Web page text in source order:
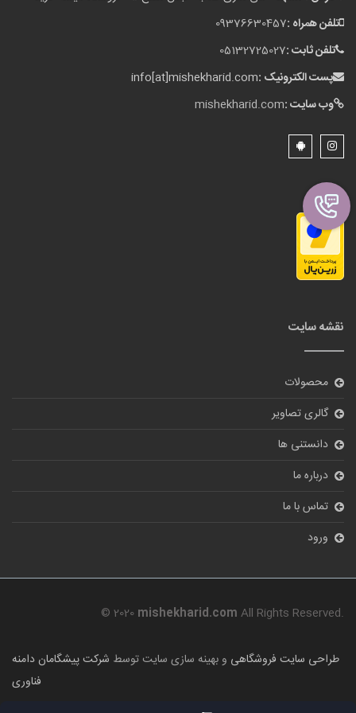
تلفن همراه :09376630457
تلفن ثابت :05132725027
پست الکترونیک :info[at]mishekharid.com
وب سایت :mishekharid.com
نقشه سایت
محصولات
گالری تصاویر
دانستنی ها
درباره ما
تماس با ما
ورود
© 2020 mishekharid.com All Rights Reserved.
طراحی سایت فروشگاهی و بهینه سازی سایت توسط شرکت پیشگامان دامنه
فناوری